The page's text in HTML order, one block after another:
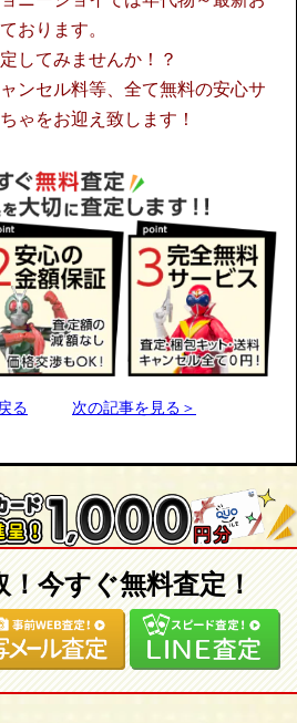
おります。
してみませんか！？
ンセル料等、全て無料の安心サ
ゃをお迎え致します！
る 次の記事を見る＞
今すぐ無料査定！